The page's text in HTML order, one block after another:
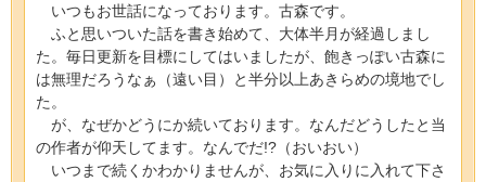
いつもお世話になっております。古森です。
ふと思いついた話を書き始めて、大体半月が経過しまし
た。毎日更新を目標にしてはいましたが、飽きっぽい古森に
は無理だろうなぁ（遠い目）と半分以上あきらめの境地でし
た。
が、なぜかどうにか続いております。なんだどうしたと当
の作者が仰天してます。なんでだ!?（おいおい）
いつまで続くかわかりませんが、お気に入りに入れて下さ